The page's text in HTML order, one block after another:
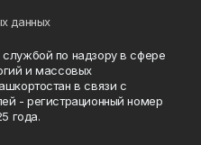
данных
по надзору в сфере
и массовых
в связи с
- регистрационный номер
года.